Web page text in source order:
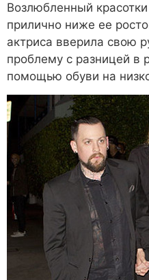
Возлюбленный
прилично ниже ее
актриса вверила свою
проблему с разницей в
помощью обуви на